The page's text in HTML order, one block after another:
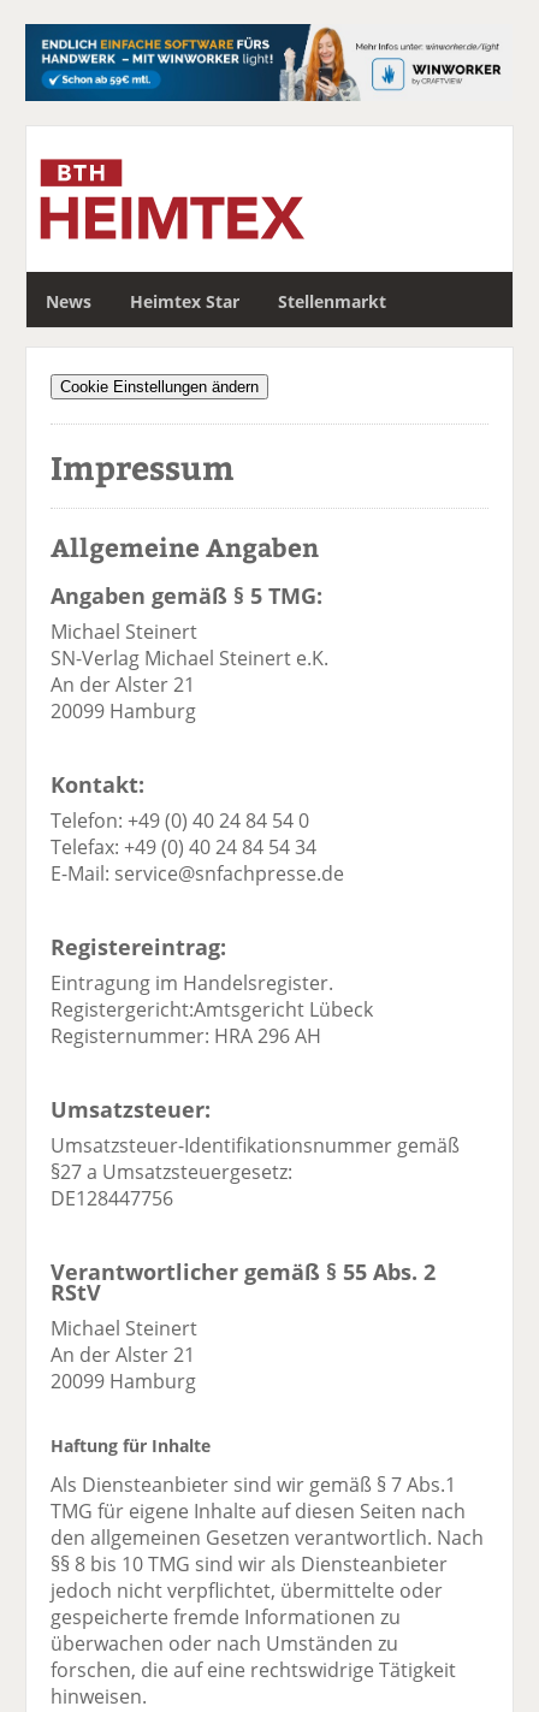
News Heimtex Star Stellenmarkt
c
Cookie Einstellungen ändern
Impressum
Allgemeine Angaben
Angaben gemäß § 5 TMG:
Michael Steinert
SN-Verlag Michael Steinert e.K.
An der Alster 21
20099 Hamburg
Kontakt:
Telefon: +49 (0) 40 24 84 54 0
Telefax: +49 (0) 40 24 84 54 34
E-Mail: service@snfachpresse.de
Registereintrag:
Eintragung im Handelsregister.
Registergericht:Amtsgericht Lübeck
Registernummer: HRA 296 AH
Umsatzsteuer:
Umsatzsteuer-Identifikationsnummer gemäß
§27 a Umsatzsteuergesetz:
DE128447756
Verantwortlicher gemäß § 55 Abs. 2
RStV
Michael Steinert
An der Alster 21
20099 Hamburg
Haftung für Inhalte
Als Diensteanbieter sind wir gemäß § 7 Abs.1
TMG für eigene Inhalte auf diesen Seiten nach
den allgemeinen Gesetzen verantwortlich. Nach
§§ 8 bis 10 TMG sind wir als Diensteanbieter
jedoch nicht verpflichtet, übermittelte oder
gespeicherte fremde Informationen zu
überwachen oder nach Umständen zu
forschen, die auf eine rechtswidrige Tätigkeit
hinweisen.